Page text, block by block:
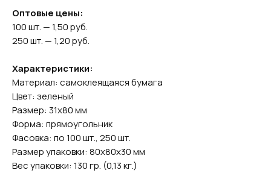
Оптовые цены:
100 шт. — 1,50 руб.
250 шт. — 1,20 руб.
Характеристики:
Материал: самоклеящаяся бумага
Цвет: зеленый
Размер: 31х80 мм
Форма: прямоугольник
Фасовка: по 100 шт., 250 шт.
Размер упаковки: 80х80х30 мм
Вес упаковки: 130 гр. (0,13 кг.)